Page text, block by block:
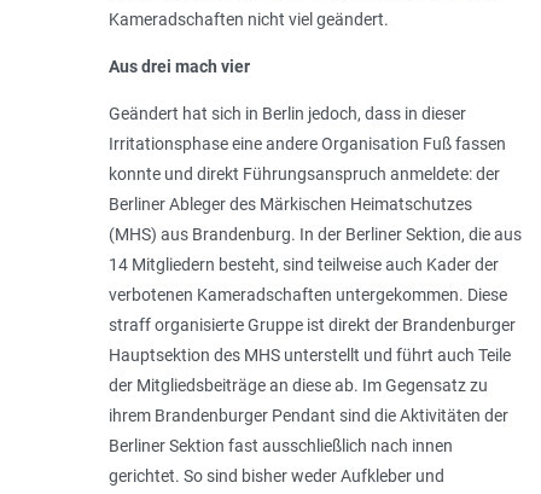
Kameradschaften nicht viel geändert.
Aus drei mach vier
Geändert hat sich in Berlin jedoch, dass in dieser
Irritationsphase eine andere Organisation Fuß fassen
konnte und direkt Führungsanspruch anmeldete: der
Berliner Ableger des Märkischen Heimatschutzes
(MHS) aus Brandenburg. In der Berliner Sektion, die aus
14 Mitgliedern besteht, sind teilweise auch Kader der
verbotenen Kameradschaften untergekommen. Diese
straff organisierte Gruppe ist direkt der Brandenburger
Hauptsektion des MHS unterstellt und führt auch Teile
der Mitgliedsbeiträge an diese ab. Im Gegensatz zu
ihrem Brandenburger Pendant sind die Aktivitäten der
Berliner Sektion fast ausschließlich nach innen
gerichtet. So sind bisher weder Aufkleber und